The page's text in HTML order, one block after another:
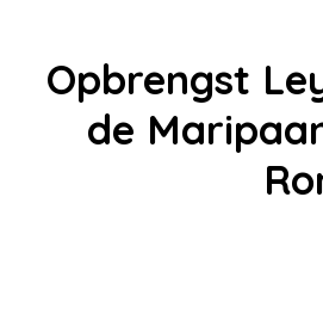
Opbrengst
de